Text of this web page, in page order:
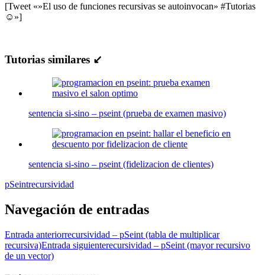
[Tweet «»El uso de funciones recursivas se autoinvocan» #Tutorias
☺»]
Tutorias similares ↙
sentencia si-sino – pseint (prueba de examen masivo)
sentencia si-sino – pseint (fidelizacion de clientes)
pSeintrecursividad
Navegación de entradas
Entrada anteriorrecursividad – pSeint (tabla de multiplicar
recursiva)Entrada siguienterecursividad – pSeint (mayor recursivo
de un vector)